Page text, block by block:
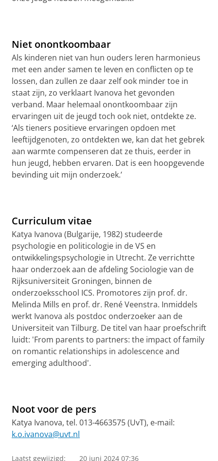
Niet onontkoombaar
Als kinderen niet van hun ouders leren harmonieus
met een ander samen te leven en conflicten op te
lossen, dan zullen ze daar zelf ook minder toe in
staat zijn, zo verklaart Ivanova het gevonden
verband. Maar helemaal onontkoombaar zijn
ervaringen uit de jeugd toch ook niet, ontdekte ze.
‘Als tieners positieve ervaringen opdoen met
leeftijdgenoten, zo ontdekten we, kan dat het gebrek
aan warmte compenseren dat ze thuis, eerder in
hun jeugd, hebben ervaren. Dat is een hoopgevende
bevinding uit mijn onderzoek.’
Curriculum vitae
Katya Ivanova (Bulgarije, 1982) studeerde
psychologie en politicologie in de VS en
ontwikkelingspsychologie in Utrecht. Ze verrichtte
haar onderzoek aan de afdeling Sociologie van de
Rijksuniversiteit Groningen, binnen de
onderzoeksschool ICS. Promotores zijn prof. dr.
Melinda Mills en prof. dr. René Veenstra. Inmiddels
werkt Ivanova als postdoc onderzoeker aan de
Universiteit van Tilburg. Detitel van haar proefschrift
luidt: 'From parents to partners: the impact of family
on romantic relationships in adolescence and
emerging adulthood'.
Noot voor de pers
Katya Ivanova, tel. 013-4663575 (UvT), e-mail:
k.o.ivanova@uvt.nl
Laatst gewijzigd: 20 juni 2024 07:36